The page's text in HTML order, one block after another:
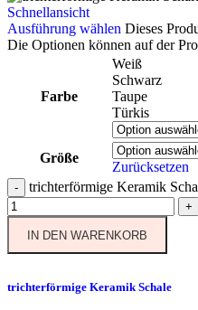
Schnellansicht
Ausführung wählen Dieses
Die Optionen können auf der
Farbe
Weiß
Schwarz
Taupe
Türkis
Größe
Zurücksetzen
- trichterförmige Keramik
+
IN DEN WARENKORB
trichterförmige Keramik Schale